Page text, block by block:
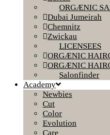
ORGÆNIC
Dubai Jumeirah
Chemnitz
Zwickau
LICENSEES
ORGÆNIC
ORGÆNIC
Salonfinder
Academy
Newbies
Cut
Color
Evolution
Care